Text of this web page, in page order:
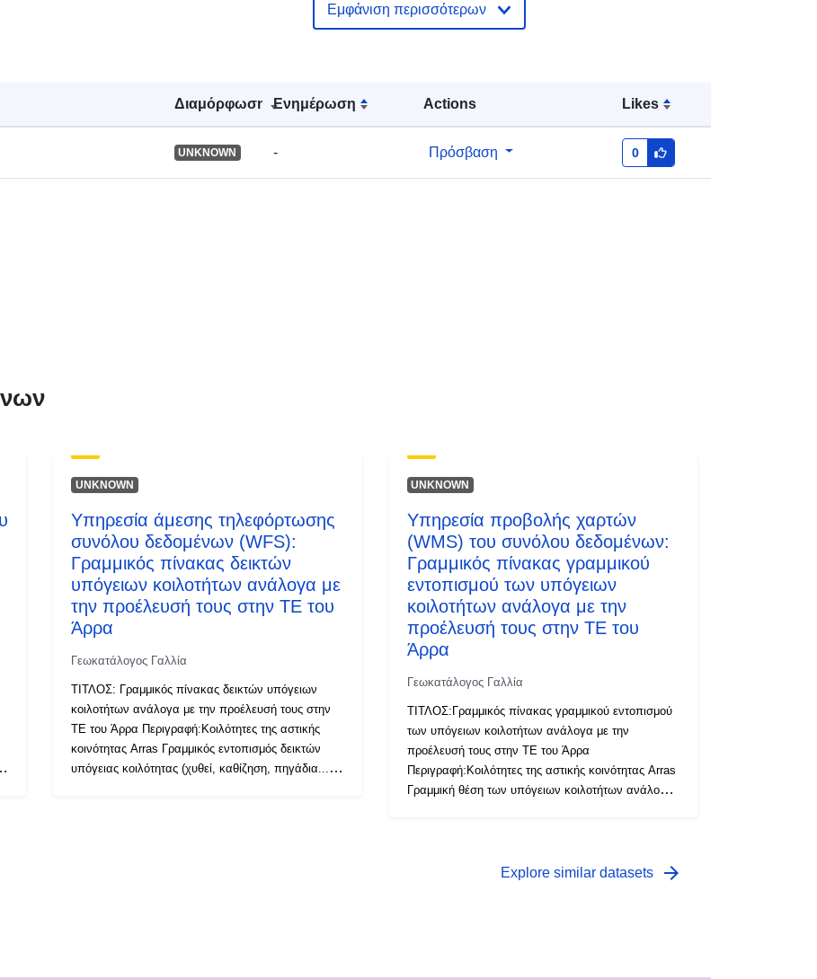
Διαμόρφωση Ενημέρωση Actions Likes
UNKNOWN - Πρόσβαση 0
Αναγνωριστικά:
http://catalogue.geo-
ide.developpement-
49b3-818d-8f4549341976
http://data.europa.eu/88u/dataset/fr-
120066022-srv-84139da7-ebf3-
44b9-acf1-81851277d066
Εμφάνιση περισσότερων
UNKNOWN
Υπηρεσία άμεσης τηλεφόρτωσης
συνόλου δεδομένων (WFS):
Γραμμικός πίνακας δεικτών
υπόγειων κοιλοτήτων ανάλογα με
την προέλευσή τους στην ΤΕ του
Άρρα
Γεωκατάλογος Γαλλία
ΤΙΤΛΟΣ: Γραμμικός πίνακας δεικτών υπόγειων
κοιλοτήτων ανάλογα με την προέλευσή τους στην
ΤΕ του Άρρα Περιγραφή:Κοιλότητες της αστικής
κοινότητας Arras Γραμμικός εντοπισμός δεικτών
υπόγειας κοιλότητας (χυθεί, καθίζηση, πηγάδια...)
UNKNOWN
Υπηρεσία προβολής χαρτών
(WMS) του συνόλου δεδομένων:
Γραμμικός πίνακας γραμμικού
εντοπισμού των υπόγειων
κοιλοτήτων ανάλογα με την
προέλευσή τους στην ΤΕ του
Άρρα
Γεωκατάλογος Γαλλία
ΤΙΤΛΟΣ:Γραμμικός πίνακας γραμμικού εντοπισμού
των υπόγειων κοιλοτήτων ανάλογα με την
προέλευσή τους στην ΤΕ του Άρρα
Περιγραφή:Κοιλότητες της αστικής κοινότητας Arras
Γραμμική θέση των υπόγειων κοιλοτήτων ανάλογα
Explore similar datasets arrow_forward